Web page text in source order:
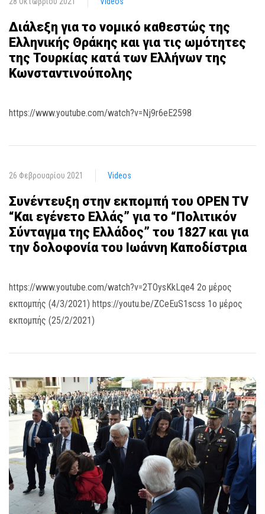
Διάλεξη για το νομικό καθεστώς της
Ελληνικής Θράκης και για τις ωμότητες
της Τουρκίας κατά των Ελλήνων της
Κωνσταντινούπολης
https://www.youtube.com/watch?v=Nj9r6eE2598
26 Φεβρουαρίου 2021 Videos
Συνέντευξη στην εκπομπή του OPEN TV
“Και εγένετο Ελλάς” για το “Πολιτικόν
Σύνταγμα της Ελλάδος” του 1827 και για
την δολοφονία του Ιωάννη Καποδίστρια
https://www.youtube.com/watch?v=2TOysKkLqe4 2ο μέρος
εκπομπής (4/3/2021) https://youtu.be/ZCeEuS1scss 1ο μέρος
εκπομπής (25/2/2021)